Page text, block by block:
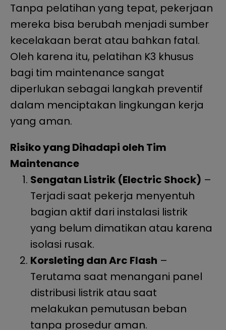
Tanpa pelatihan yang tepat, pekerjaan
mereka bisa berubah menjadi sumber
kecelakaan berat atau bahkan fatal.
Oleh karena itu, pelatihan K3 khusus
bagi tim maintenance sangat
diperlukan sebagai langkah preventif
dalam menciptakan lingkungan kerja
yang aman.
Risiko yang Dihadapi oleh Tim
Maintenance
Sengatan Listrik (Electric Shock) –
Terjadi saat pekerja menyentuh
bagian aktif dari instalasi listrik
yang belum dimatikan atau karena
isolasi rusak.
Korsleting dan Arc Flash –
Terutama saat menangani panel
distribusi listrik atau saat
melakukan pemutusan beban
tanpa prosedur aman.